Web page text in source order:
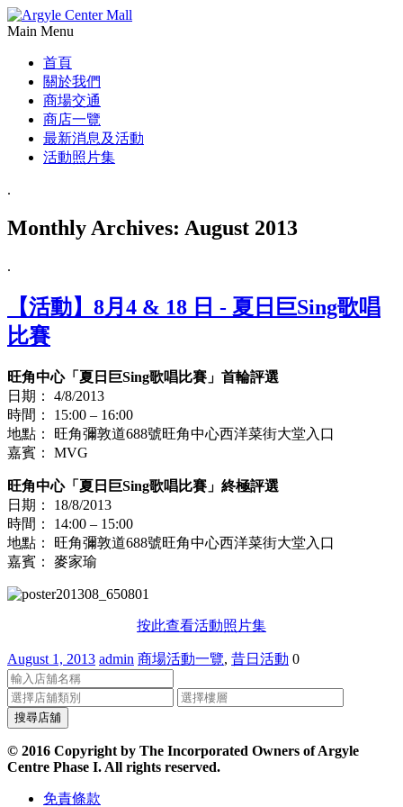
Main Menu
首頁
關於我們
商場交通
商店一覽
最新消息及活動
活動照片集
.
Monthly Archives: August 2013
.
【活動】8月4 & 18 日 - 夏日巨Sing歌唱
比賽
旺角中心「夏日巨Sing歌唱比賽」首輪評選
日期： 4/8/2013
時間： 15:00 – 16:00
地點： 旺角彌敦道688號旺角中心西洋菜街大堂入口
嘉賓： MVG
旺角中心「夏日巨Sing歌唱比賽」終極評選
日期： 18/8/2013
時間： 14:00 – 15:00
地點： 旺角彌敦道688號旺角中心西洋菜街大堂入口
嘉賓： 麥家瑜
按此查看活動照片集
August 1, 2013 admin 商場活動一覽, 昔日活動 0
© 2016 Copyright by The Incorporated Owners of Argyle
Centre Phase I. All rights reserved.
免責條款